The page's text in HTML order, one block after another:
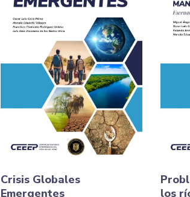
Crisis Globales
Emergentes
los